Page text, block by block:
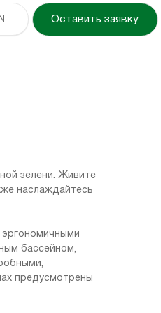
заявку
зелени. Живите
наслаждайтесь
эргономичными
бассейном,
предусмотрены